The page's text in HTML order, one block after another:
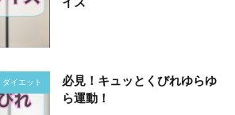
ダイエット
必見！キュッとくびれゆらゆ
ら運動！